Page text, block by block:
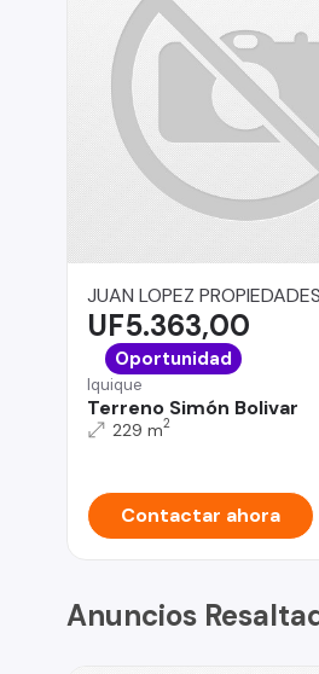
JUAN LOPEZ PROPIEDADES
Iquique
Terreno Simón Bolivar
UF5.363,00
Oportunidad
229 m2
Contactar ahora
Anuncios